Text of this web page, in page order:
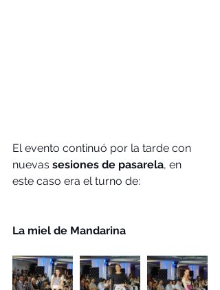
El evento continuó por la tarde con
nuevas sesiones de pasarela, en
este caso era el turno de:
La miel de Mandarina